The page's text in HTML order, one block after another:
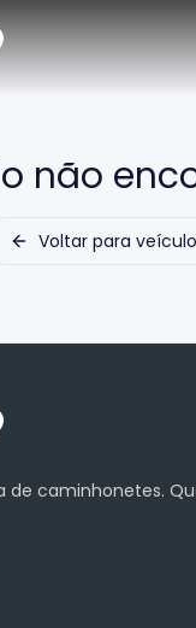
não
Voltar para
de caminhonetes.